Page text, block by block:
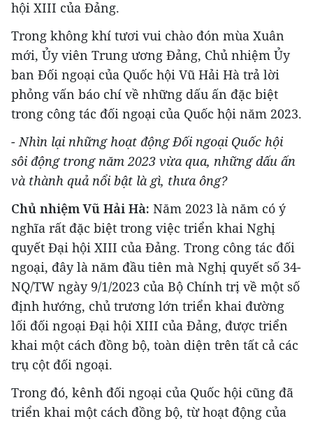
hội XIII của Đảng.
Trong không khí tươi vui chào đón mùa Xuân
mới, Ủy viên Trung ương Đảng, Chủ nhiệm Ủy
ban Đối ngoại của Quốc hội Vũ Hải Hà trả lời
phỏng vấn báo chí về những dấu ấn đặc biệt
trong công tác đối ngoại của Quốc hội năm 2023.
- Nhìn lại những hoạt động Đối ngoại Quốc hội
sôi động trong năm 2023 vừa qua, những dấu ấn
và thành quả nổi bật là gì, thưa ông?
Chủ nhiệm Vũ Hải Hà: Năm 2023 là năm có ý
nghĩa rất đặc biệt trong việc triển khai Nghị
quyết Đại hội XIII của Đảng. Trong công tác đối
ngoại, đây là năm đầu tiên mà Nghị quyết số 34-
NQ/TW ngày 9/1/2023 của Bộ Chính trị về một số
định hướng, chủ trương lớn triển khai đường
lối đối ngoại Đại hội XIII của Đảng, được triển
khai một cách đồng bộ, toàn diện trên tất cả các
trụ cột đối ngoại.
Trong đó, kênh đối ngoại của Quốc hội cũng đã
triển khai một cách đồng bộ, từ hoạt động của